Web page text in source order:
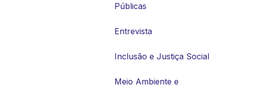
Públicas
Entrevista
Inclusão e Justiça Social
Meio Ambiente e